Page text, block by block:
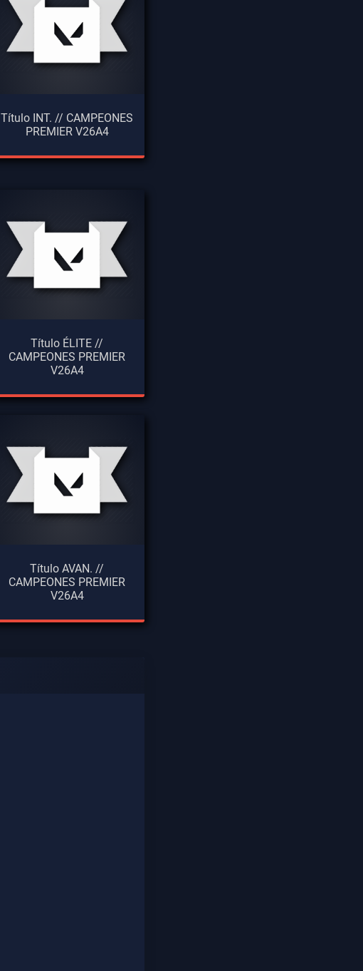
Título INT. // CAMPEONES
PREMIER V26A4
Título ÉLITE //
CAMPEONES PREMIER
V26A4
Título AVAN. //
CAMPEONES PREMIER
V26A4